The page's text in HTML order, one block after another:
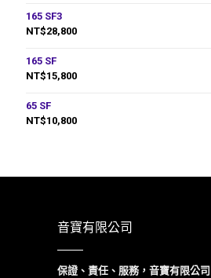
165 SF3
NT$28,800
165 SF
NT$15,800
65 SF
NT$10,800
音寶有限公司
保證、責任、服務，音寶有限公